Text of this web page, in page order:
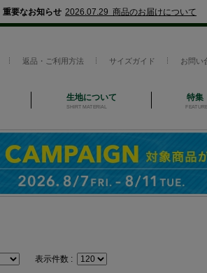
重要なお知らせ 2026.07.29 商品のお届けについて
返品・ご利用方法 サイズガイド お問い
生地について
SHIRT MATERIAL
特集
FEATURE
表示件数 :